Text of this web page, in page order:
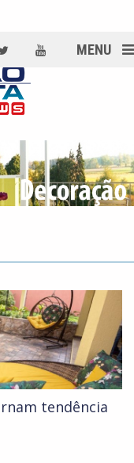
MENU
tendência